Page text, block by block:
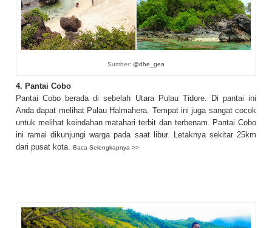
Sumber: @dhe_gea
4. Pantai Cobo
Pantai Cobo berada di sebelah Utara Pulau Tidore. Di pantai ini
Anda dapat melihat Pulau Halmahera. Tempat ini juga sangat cocok
untuk melihat keindahan matahari terbit dan terbenam. Pantai Cobo
ini ramai dikunjungi warga pada saat libur. Letaknya sekitar 25km
dari pusat kota.
Baca Selengkapnya >>